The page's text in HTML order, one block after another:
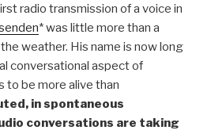
radio transmission of a voice in
* was little more than a
weather. His name is now long
conversational aspect of
to be more alive than
in spontaneous
conversations are taking